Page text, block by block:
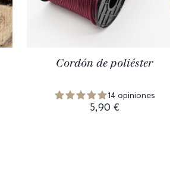
Cordón de poliéster
14 opiniones
5,90 €